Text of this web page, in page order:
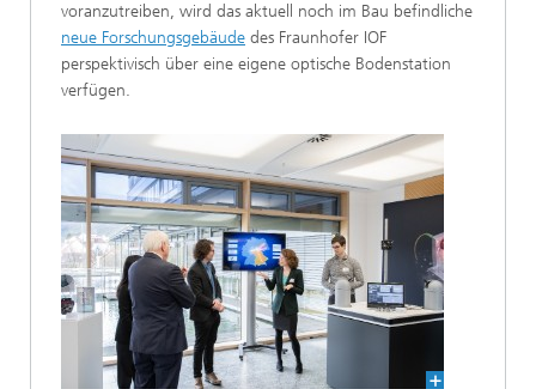
voranzutreiben, wird das aktuell noch im Bau befindliche
neue Forschungsgebäude des Fraunhofer IOF
perspektivisch über eine eigene optische Bodenstation
verfügen.